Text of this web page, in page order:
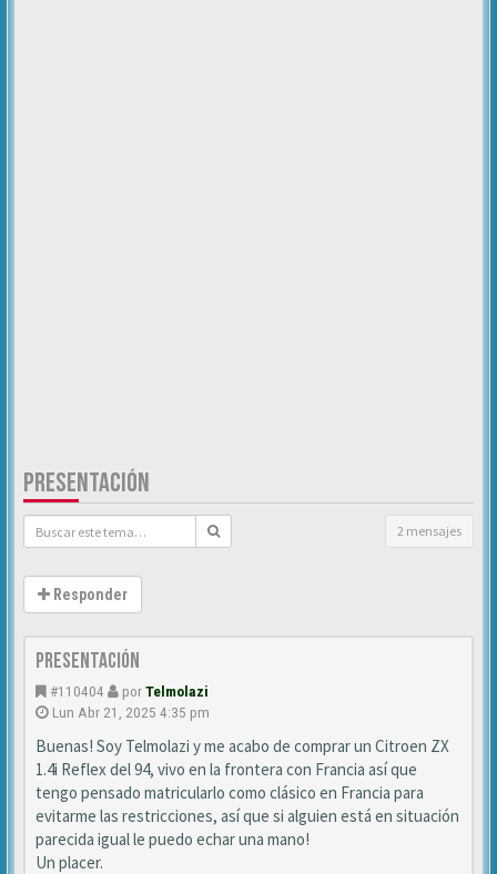
PRESENTACIÓN
2 mensajes
Responder
Presentación
#110404 porTelmolazi
Lun Abr 21, 2025 4:35 pm
Buenas! Soy Telmolazi y me acabo de comprar un Citroen ZX
1.4i Reflex del 94, vivo en la frontera con Francia así que
tengo pensado matricularlo como clásico en Francia para
evitarme las restricciones, así que si alguien está en situación
parecida igual le puedo echar una mano!
Un placer.